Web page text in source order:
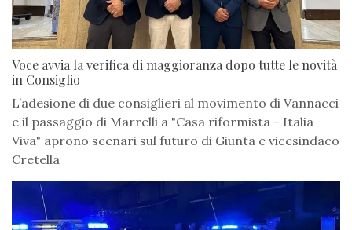
Voce avvia la verifica di maggioranza dopo tutte le novità
in Consiglio
L’adesione di due consiglieri al movimento di Vannacci
e il passaggio di Marrelli a "Casa riformista - Italia
Viva" aprono scenari sul futuro di Giunta e vicesindaco
Cretella